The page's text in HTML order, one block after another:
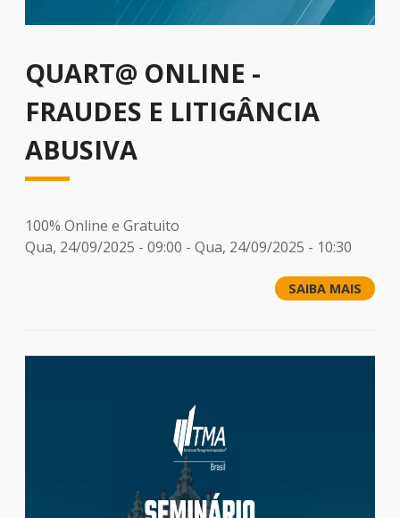
QUART@ ONLINE -
FRAUDES E LITIGÂNCIA
ABUSIVA
100% Online e Gratuito
Qua, 24/09/2025 - 09:00 - Qua, 24/09/2025 - 10:30
SAIBA MAIS